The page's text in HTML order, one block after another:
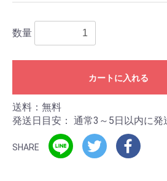
数量
カートに入れる
送料：無料
発送日目安： 通常3～5日以内に発
SHARE